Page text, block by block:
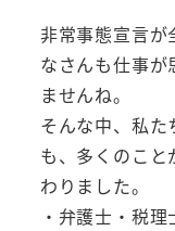
非常事態宣言が
なさんも仕事
ませんね。
そんな中、私
も、多くのこ
わりました。
・弁護士・税